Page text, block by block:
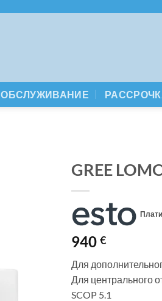
ОБСЛУЖИВАНИЕ
GREE
940 €
Для
Для центрального
SCOP 5.1